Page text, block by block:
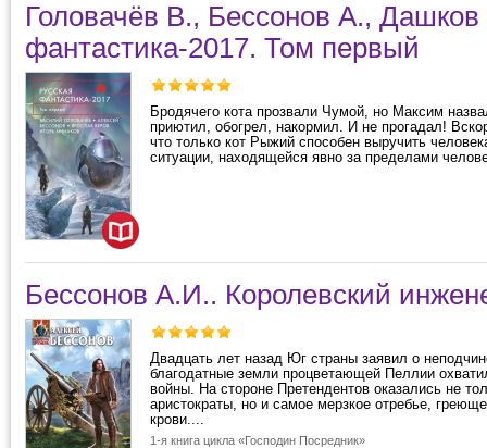
Головачёв В., Бессонов А.,
фантастика-2017. Том первый
Бродячего кота прозвали Чумой, но Максим
приютил, обогрел, накормил. И не прогадал!
что только кот Рыжий способен выручить
ситуации, находящейся явно за пределами
Бессонов А.И.. Королевский
Двадцать лет назад Юг страны заявил о
благодатные земли процветающей Пеллии
войны. На стороне Претендентов оказались не
аристократы, но и самое мерзкое отребье,
крови....
1-я книга цикла «Господин Посредник»